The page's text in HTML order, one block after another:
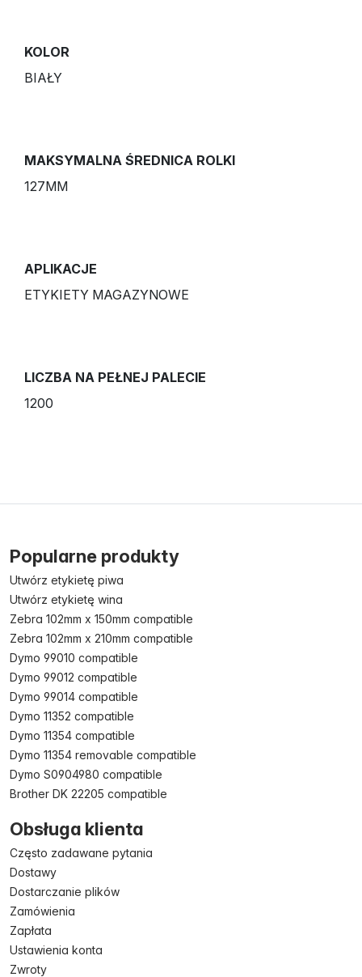
KOLOR
BIAŁY
MAKSYMALNA ŚREDNICA ROLKI
127MM
APLIKACJE
ETYKIETY MAGAZYNOWE
LICZBA NA PEŁNEJ PALECIE
1200
Popularne produkty
Utwórz etykietę piwa
Utwórz etykietę wina
Zebra 102mm x 150mm compatible
Zebra 102mm x 210mm compatible
Dymo 99010 compatible
Dymo 99012 compatible
Dymo 99014 compatible
Dymo 11352 compatible
Dymo 11354 compatible
Dymo 11354 removable compatible
Dymo S0904980 compatible
Brother DK 22205 compatible
Obsługa klienta
Często zadawane pytania
Dostawy
Dostarczanie plików
Zamówienia
Zapłata
Ustawienia konta
Zwroty